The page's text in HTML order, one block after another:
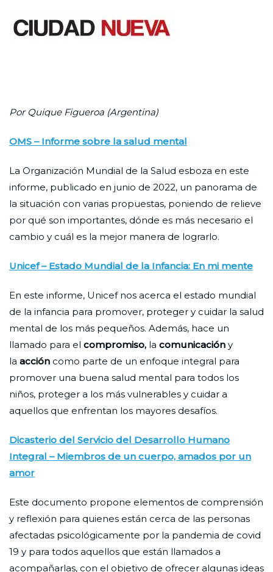
Por Quique Figueroa (Argentina)
OMS – Informe sobre la salud mental
La Organización Mundial de la Salud esboza en este
informe, publicado en junio de 2022, un panorama de
la situación con varias propuestas, poniendo de relieve
por qué son importantes, dónde es más necesario el
cambio y cuál es la mejor manera de lograrlo.
Unicef – Estado Mundial de la Infancia: En mi mente
En este informe, Unicef nos acerca el estado mundial
de la infancia para promover, proteger y cuidar la salud
mental de los más pequeños. Además, hace un
llamado para el compromiso, la comunicación y
la acción como parte de un enfoque integral para
promover una buena salud mental para todos los
niños, proteger a los más vulnerables y cuidar a
aquellos que enfrentan los mayores desafíos.
Dicasterio del Servicio del Desarrollo Humano
Integral – Miembros de un cuerpo, amados por un
amor
Este documento propone elementos de comprensión
y reflexión para quienes están cerca de las personas
afectadas psicológicamente por la pandemia de covid
19 y para todos aquellos que están llamados a
acompañarlas, con el objetivo de ofrecer algunas ideas